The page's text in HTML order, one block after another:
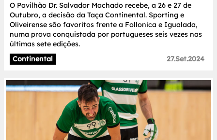
O Pavilhão Dr. Salvador Machado recebe, a 26 e 27 de
Outubro, a decisão da Taça Continental. Sporting e
Oliveirense são favoritos frente a Follonica e Igualada,
numa prova conquistada por portugueses seis vezes nas
últimas sete edições.
Continental
27.Set.2024